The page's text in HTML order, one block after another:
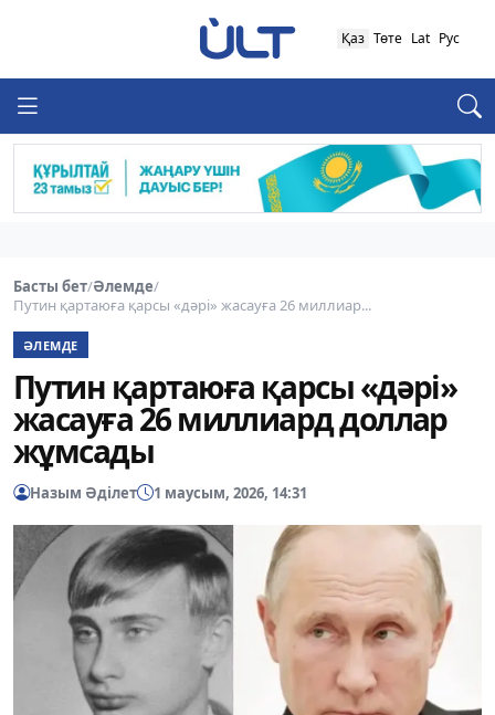
Қаз Төте Lat Рус
Басты бет/Әлемде/
Путин қартаюға қарсы «дәрі» жасауға 26 миллиар...
ӘЛЕМДЕ
Путин қартаюға қарсы «дәрі»
жасауға 26 миллиард доллар
жұмсады
Назым Әділет 1 маусым, 2026, 14:31